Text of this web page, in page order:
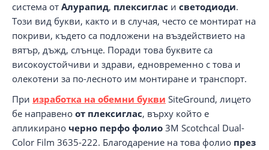
система от Алурапид, плексиглас и светодиоди.
Този вид букви, както и в случая, често се монтират на
покриви, където са подложени на въздействието на
вятър, дъжд, слънце. Поради това буквите са
високоустойчиви и здрави, едновременно с това и
олекотени за по-лесното им монтиране и транспорт.
При изработка на обемни букви SiteGround, лицето
бе направено от плексиглас, върху който е
апликирано черно перфо фолио 3M Scotchcal Dual-
Color Film 3635-222. Благодарение на това фолио през